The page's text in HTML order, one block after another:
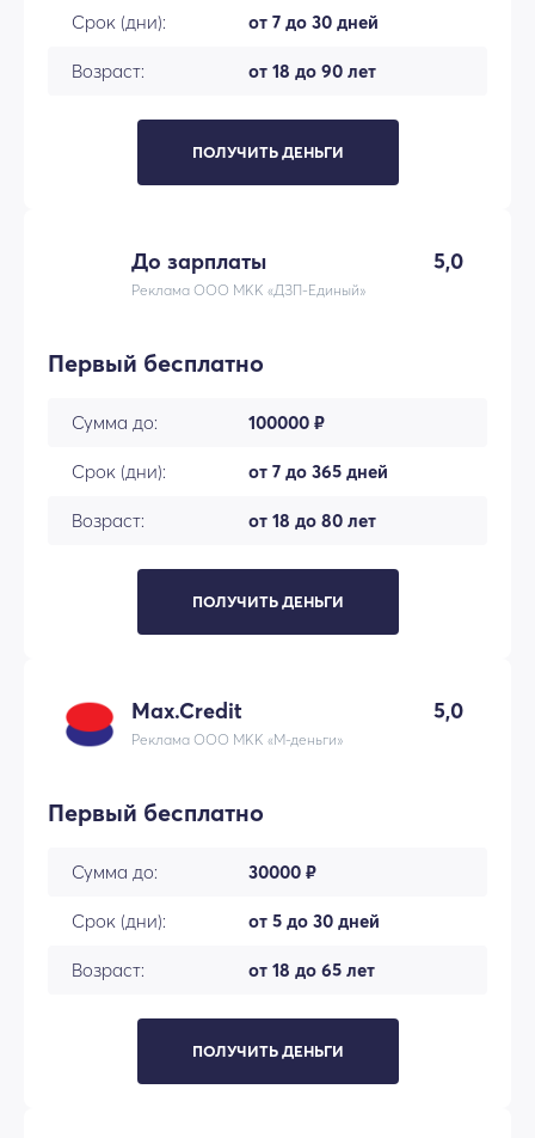
Срок (дни): от 7 до 30 дней
Возраст: от 18 до 90 лет
ПОЛУЧИТЬ ДЕНЬГИ
До зарплаты 5,0
Реклама ООО МКК «ДЗП-Единый»
Первый бесплатно
Сумма до: 100000 ₽
Срок (дни): от 7 до 365 дней
Возраст: от 18 до 80 лет
ПОЛУЧИТЬ ДЕНЬГИ
Max.Credit 5,0
Реклама ООО МКК «М-деньги»
Первый бесплатно
Сумма до: 30000 ₽
Срок (дни): от 5 до 30 дней
Возраст: от 18 до 65 лет
ПОЛУЧИТЬ ДЕНЬГИ